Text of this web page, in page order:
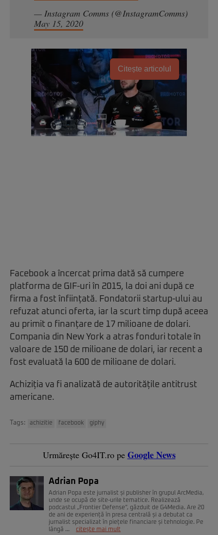
— Instagram Comms (@InstagramComms)
May 15, 2020
Citește articolul
Facebook a încercat prima dată să cumpere
platforma de GIF-uri în 2015, la doi ani după ce
firma a fost înființată. Fondatorii startup-ului au
refuzat atunci oferta, iar la scurt timp după aceea
au primit o finanțare de 17 milioane de dolari.
Compania din New York a atras fonduri totale în
valoare de 150 de milioane de dolari, iar recent a
fost evaluată la 600 de milioane de dolari.
Achiziția va fi analizată de autoritățile antitrust
americane.
Tags: achizitie facebook giphy
Urmărește Go4IT.ro pe Google News
Adrian Popa
Adrian Popa este jurnalist și publisher în grupul ArcMedia,
unde se ocupă de site-urile tematice. Realizează
podcastul „Frontier Defense”, găzduit de G4Media. Are 20
de ani de experiență în presa centrală și a debutat ca
jurnalist specializat în piețele financiare și tehnologie. Pe
lângă ...
citește mai mult